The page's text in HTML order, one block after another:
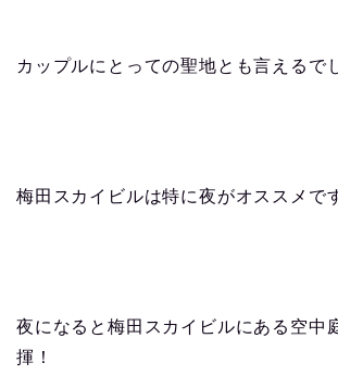
カップルにとっての聖地とも言えるで
梅田スカイビルは特に夜がオススメで
夜になると梅田スカイビルにある空中
揮！